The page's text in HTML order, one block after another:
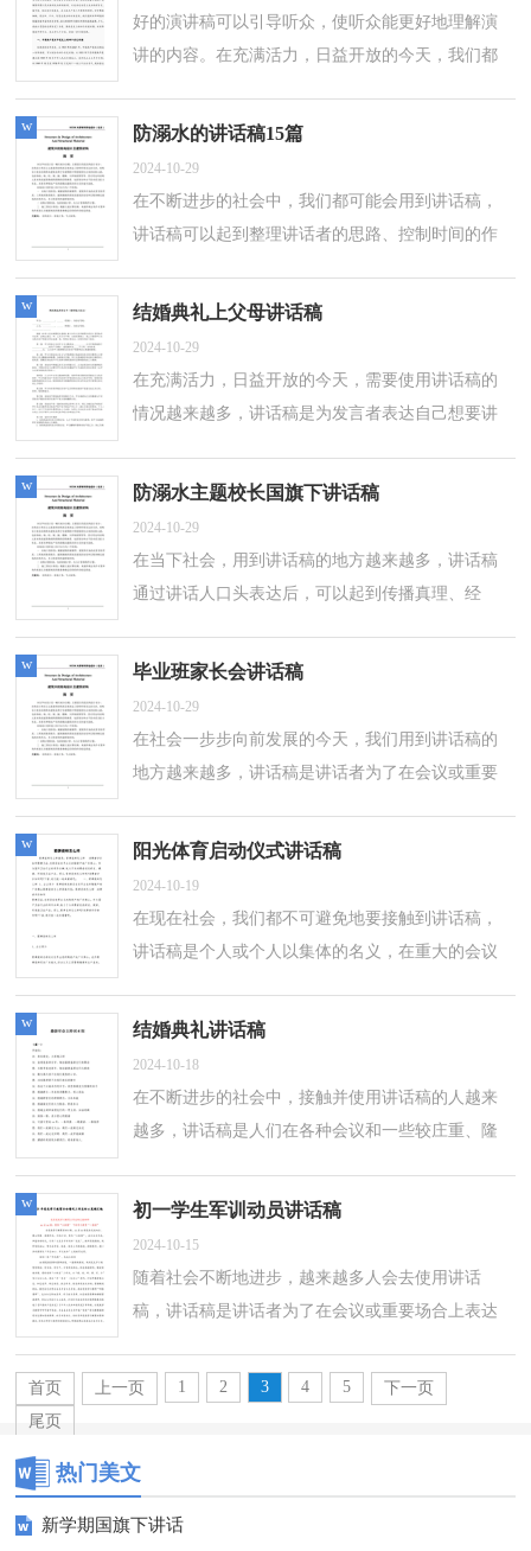
好的演讲稿可以引导听众，使听众能更好地理解演
讲的内容。在充满活力，日益开放的今天，我们都
以下是小编为大家收集的新学期新希望国旗...
防溺水的讲话稿15篇
2024-10-29
在不断进步的社会中，我们都可能会用到讲话稿，
讲话稿可以起到整理讲话者的思路、控制时间的作
为大家整理的防溺水的讲话稿，仅供参考...
w
结婚典礼上父母讲话稿
2024-10-29
在充满活力，日益开放的今天，需要使用讲话稿的
情况越来越多，讲话稿是为发言者表达自己想要讲
写的呢？下面是小编为大家收集的结婚典...
w
防溺水主题校长国旗下讲话稿
2024-10-29
在当下社会，用到讲话稿的地方越来越多，讲话稿
通过讲话人口头表达后，可以起到传播真理、经
能更好地发挥其做用呢？以下是小编收集整理的...
w
毕业班家长会讲话稿
2024-10-29
在社会一步步向前发展的今天，我们用到讲话稿的
地方越来越多，讲话稿是讲话者为了在会议或重要
那么讲话稿一般是怎么写的呢？以下是...
w
阳光体育启动仪式讲话稿
2024-10-19
在现在社会，我们都不可避免地要接触到讲话稿，
讲话稿是个人或个人以集体的名义，在重大的会议
表全部讲话内容的文稿。怎么写讲话稿才能...
w
结婚典礼讲话稿
2024-10-18
在不断进步的社会中，接触并使用讲话稿的人越来
越多，讲话稿是人们在各种会议和一些较庄重、隆
文稿。大家知道讲话稿怎么写才正确...
w
初一学生军训动员讲话稿
2024-10-15
随着社会不断地进步，越来越多人会去使用讲话
稿，讲话稿是讲话者为了在会议或重要场合上表达
稿一筹莫展吗？下面是小编精心整理的初...
w
首页 上一页 1 2 3 4 5
下一页
尾页
热门美文
新学期国旗下讲话